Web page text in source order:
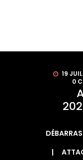
19
0
QUI